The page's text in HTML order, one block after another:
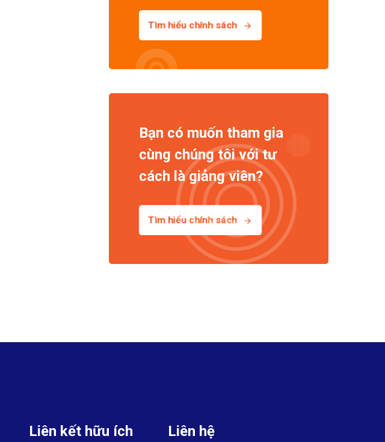
Tìm hiểu chính sách
Bạn có muốn tham gia
cùng chúng tôi với tư
cách là giảng viên?
Tìm hiểu chính sách
Liên kết hữu ích Liên hệ